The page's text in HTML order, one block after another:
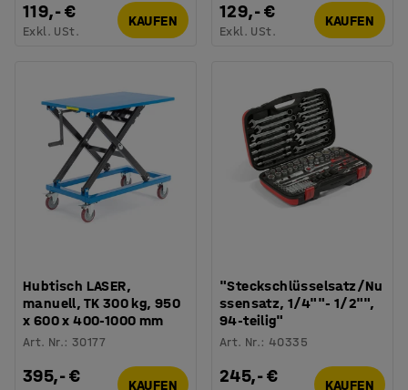
119,- €
Exkl. USt.
KAUFEN 129,- €
Exkl. USt.
KAUFEN
Hubtisch LASER,
manuell, TK 300 kg, 950
x 600 x 400-1000 mm
Art. Nr.:30177
395,- € KAUFEN
"Steckschlüsselsatz/Nu
ssensatz, 1/4""- 1/2"",
94-teilig"
Art. Nr.: 40335
245,- € KAUFEN